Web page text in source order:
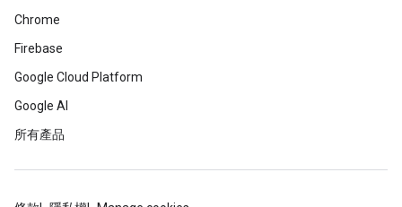
Chrome
Firebase
Google Cloud Platform
Google AI
所有產品